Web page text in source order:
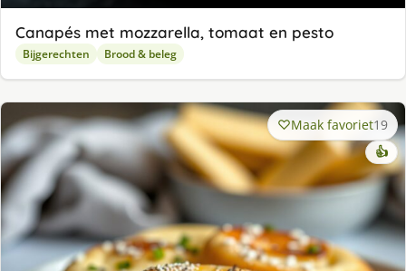
Canapés met mozzarella, tomaat en pesto
Bijgerechten Brood & beleg
Maak favoriet19
👍